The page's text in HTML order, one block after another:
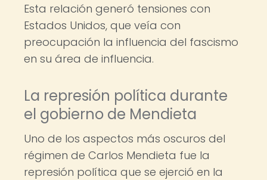
Esta relación generó tensiones con
Estados Unidos, que veía con
preocupación la influencia del fascismo
en su área de influencia.
La represión política durante
el gobierno de Mendieta
Uno de los aspectos más oscuros del
régimen de Carlos Mendieta fue la
represión política que se ejerció en la